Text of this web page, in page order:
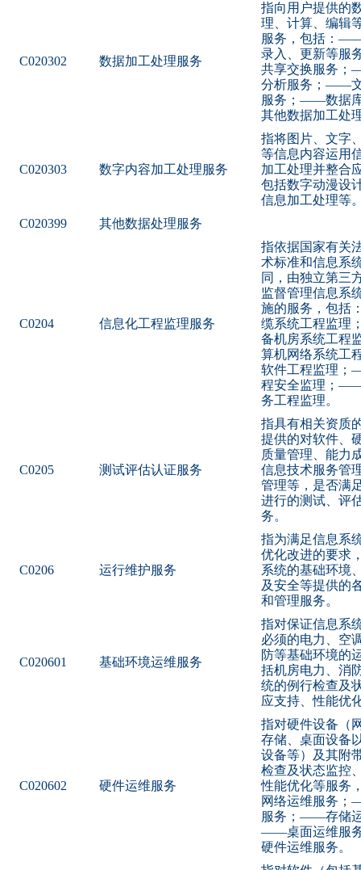
C020302 数据加工处理服务
指向用户提供的
理、计算、编辑
服务，包括：
录入、更新等
共享交换服务
分析服务；——
服务；——数据
其他数据加工处
C020303 数字内容加工处理服务
指将图片、文字
等信息内容运用
加工处理并整合
包括数字动漫设
信息加工处理等
C020399
其他数据处理服务
C0204 信息化工程监理服务
指依据国家有关
术标准和信息系
同，由独立第三
监督管理信息系
施的服务，包
缆系统工程监
备机房系统工
算机网络系统
软件工程监理
程安全监理；
务工程监理。
C0205 测试评估认证服务
指具有相关资质
提供的对软件、
质量管理、能力
信息技术服务管
管理等，是否满
进行的测试、评
务。
C0206 运行维护服务
指为满足信息系
优化改进的要求
系统的基础环境
及安全等提供的
和管理服务。
C020601 基础环境运维服务
指对保证信息系
必须的电力、空
防等基础环境的
括机房电力、消
统的例行检查及
应支持、性能优
C020602 硬件运维服务
指对硬件设备（
存储、桌面设备
设备等）及其附
检查及状态监控
性能优化等服
网络运维服务
服务；——存储
——桌面运维服
硬件运维服务。